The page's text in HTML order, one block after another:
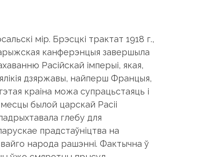
мір. Брэсцкі трактат 1918 г.,
канферэнцыя завершыла
Расійскай імперыі, якая,
дзяржавы, найперш Францыя,
краіна можа супрацьстаяць і
месцы былой царскай Расіі
глебу для
прадстаўніцтва на
народа рашэнні. Фактычна ў